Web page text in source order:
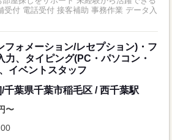
受付 電話受付 接客補助 事務作業 データ入
フォメーション/レセプション)・フ
力、タイピング(PC・パソコン・
イベントスタッフ
千葉県千葉市稲毛区 / 西千葉駅
〜